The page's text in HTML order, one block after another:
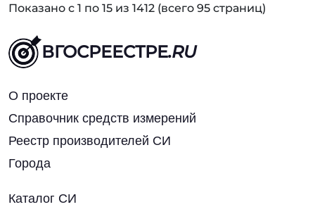
Показано с 1 по 15 из 1412 (всего 95 страниц)
ВГОСРЕЕСТРЕ.RU
О проекте
Справочник средств измерений
Реестр производителей СИ
Города
Каталог СИ